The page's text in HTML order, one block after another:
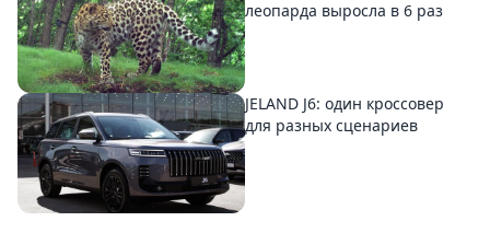
леопарда выросла в 6 раз
JELAND J6: один кроссовер
для разных сценариев